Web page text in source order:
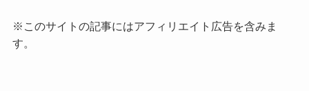
※このサイトの記事にはアフィリエイト広告を含みま
す。